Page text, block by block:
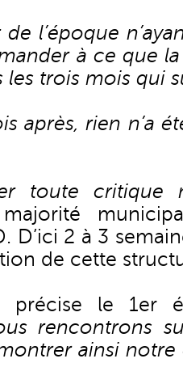
l’époque
à ce que
trois mois qui
après, rien n’a
toute critique
D’ici 2 à 3
de cette
précise le 1er
rencontrons
ainsi